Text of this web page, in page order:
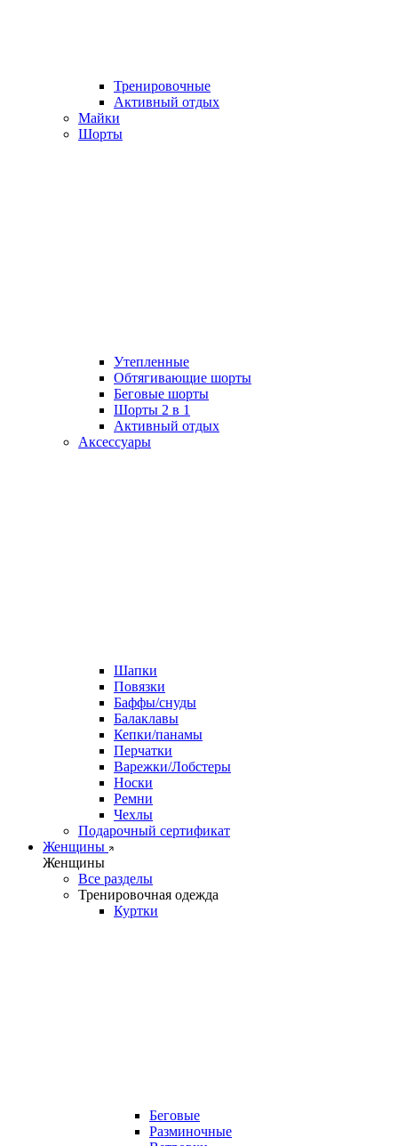
Тренировочные
Активный отдых
Майки
Шорты
Утепленные
Обтягивающие шорты
Беговые шорты
Шорты 2 в 1
Активный отдых
Аксессуары
Шапки
Повязки
Баффы/снуды
Балаклавы
Кепки/панамы
Перчатки
Варежки/Лобстеры
Носки
Ремни
Чехлы
Подарочный сертификат
Женщины
Женщины
Все разделы
Тренировочная одежда
Куртки
Беговые
Разминочные